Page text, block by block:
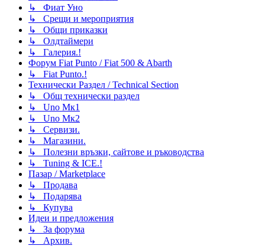
↳ Фиат Уно
↳ Срещи и мероприятия
↳ Общи приказки
↳ Олдтаймери
↳ Галерия.!
Форум Fiat Punto / Fiat 500 & Abarth
↳ Fiat Punto.!
Технически Раздел / Technical Section
↳ Общ технически раздел
↳ Uno Мк1
↳ Uno Мк2
↳ Сервизи.
↳ Магазини.
↳ Полезни връзки, сайтове и ръководства
↳ Tuning & ICE.!
Пазар / Marketplace
↳ Продава
↳ Подарява
↳ Купува
Идеи и предложения
↳ За форума
↳ Архив.